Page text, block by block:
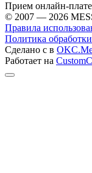
Прием онлайн-
© 2007 — 2026
Правила
Политика
Сделано с в
Работает на